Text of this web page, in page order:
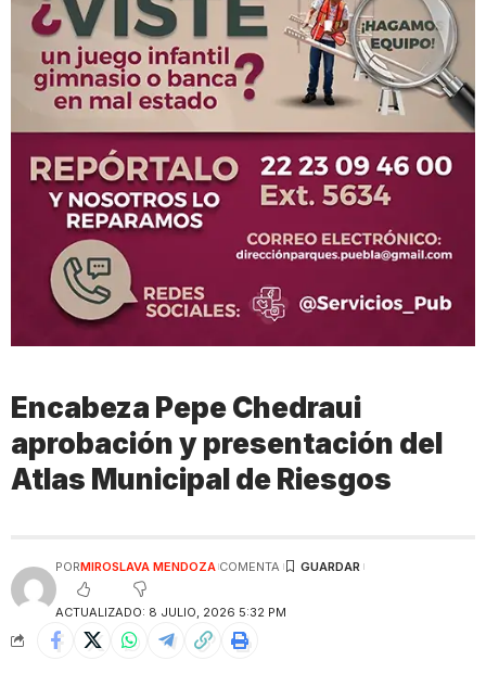
Encabeza Pepe Chedraui
aprobación y presentación del
Atlas Municipal de Riesgos
ACTUALIZADO: 8 JULIO, 2026 5:32 PM
PORMIROSLAVA MENDOZA COMENTA